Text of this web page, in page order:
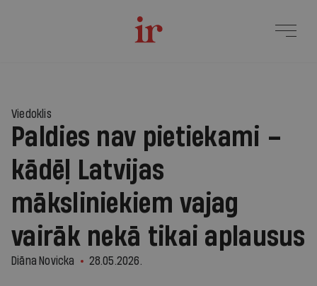
Viedoklis
Paldies nav pietiekami –
kādēļ Latvijas
māksliniekiem vajag
vairāk nekā tikai aplausus
Diāna Novicka 28.05.2026.